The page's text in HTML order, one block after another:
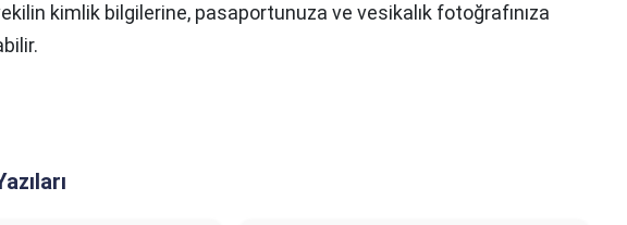
kimlik bilgilerine, pasaportunuza ve vesikalık fotoğrafınıza